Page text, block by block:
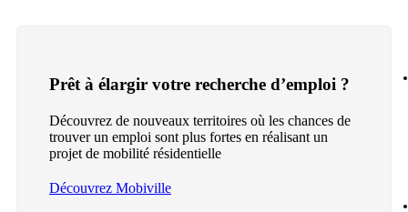
Prêt à élargir votre recherche d’emploi ?
Découvrez de nouveaux territoires où les chances de
trouver un emploi sont plus fortes en réalisant un
projet de mobilité résidentielle
Découvrez Mobiville